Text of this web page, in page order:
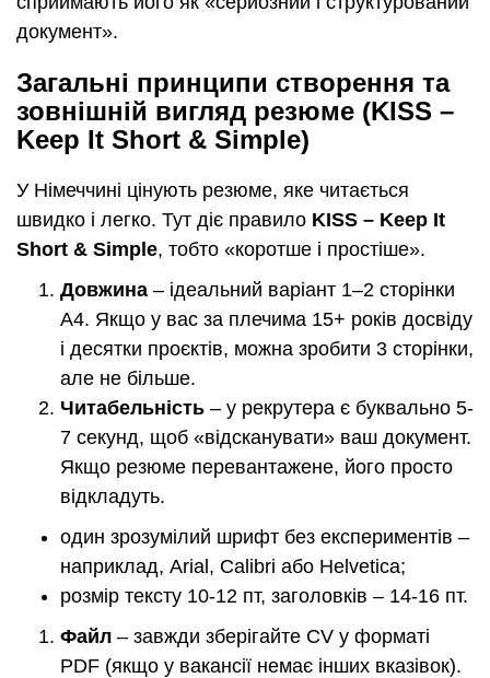
документ».
Загальні принципи створення та
зовнішній вигляд резюме (KISS –
Keep It Short & Simple)
У Німеччині цінують резюме, яке читається
швидко і легко. Тут діє правило KISS – Keep It
Short & Simple, тобто «коротше і простіше».
Довжина – ідеальний варіант 1–2 сторінки
А4. Якщо у вас за плечима 15+ років досвіду
і десятки проєктів, можна зробити 3 сторінки,
але не більше.
Читабельність – у рекрутера є буквально 5-
7 секунд, щоб «відсканувати» ваш документ.
Якщо резюме перевантажене, його просто
відкладуть.
один зрозумілий шрифт без експериментів –
наприклад, Arial, Calibri або Helvetica;
розмір тексту 10-12 пт, заголовків – 14-16 пт.
Файл – завжди зберігайте CV у форматі
PDF (якщо у вакансії немає інших вказівок).